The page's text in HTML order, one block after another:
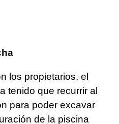
los propietarios, el
tenido que recurrir al
para poder excavar
de la piscina